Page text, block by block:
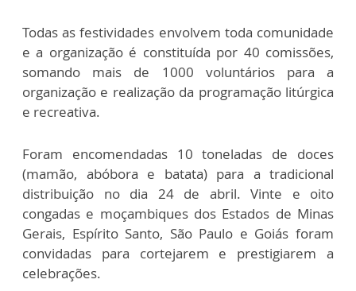
Todas as festividades envolvem toda comunidade
e a organização é constituída por 40 comissões,
somando mais de 1000 voluntários para a
organização e realização da programação litúrgica
e recreativa.
Foram encomendadas 10 toneladas de doces
(mamão, abóbora e batata) para a tradicional
distribuição no dia 24 de abril. Vinte e oito
congadas e moçambiques dos Estados de Minas
Gerais, Espírito Santo, São Paulo e Goiás foram
convidadas para cortejarem e prestigiarem a
celebrações.